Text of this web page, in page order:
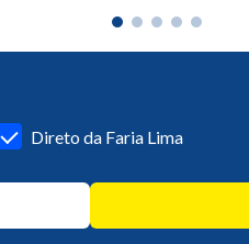
Direto da Faria Lima